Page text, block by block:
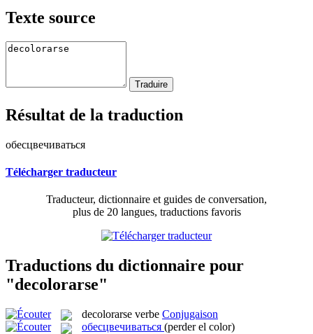
Texte source
Résultat de la traduction
обесцвечиваться
Télécharger traducteur
Traducteur, dictionnaire et guides de conversation,
plus de 20 langues, traductions favoris
Traductions du dictionnaire pour
"decolorarse"
decolorarse verbe Conjugaison
обесцвечиваться (perder el color)